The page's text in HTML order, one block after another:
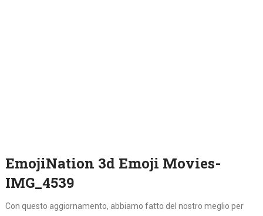
EmojiNation 3d Emoji Movies-
IMG_4539
Con questo aggiornamento, abbiamo fatto del nostro meglio per